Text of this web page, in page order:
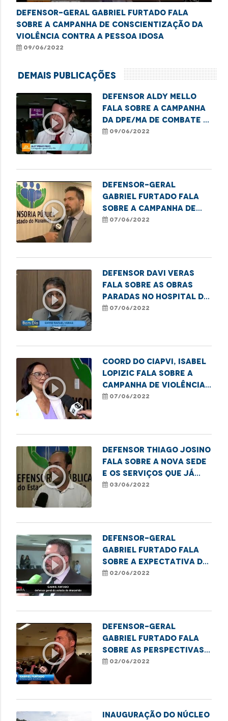
Defensor-Geral Gabriel Furtado fala
sobre a Campanha de Conscientização da
Violência Contra a Pessoa Idosa
09/06/2022
Demais Publicações
play_circle_outline
Defensor Aldy Mello
fala sobre a campanha
da DPE/MA de combate a
violência contra os
09/06/2022
play_circle_outline
Defensor-Geral
Gabriel Furtado fala
sobre a Campanha de
Conscientização da
07/06/2022
play_circle_outline
Defensor Davi Veras
fala sobre as obras
paradas no Hospital da
Criança, prejudicando
07/06/2022
play_circle_outline
Coord do CIAPVI, Isabel
Lopizic fala sobre a
Campanha de Violência
contra os idosos
07/06/2022
play_circle_outline
Defensor Thiago Josino
fala sobre a nova sede
e os serviços que já
estão em
03/06/2022
play_circle_outline
Defensor-geral
Gabriel Furtado fala
sobre a expectativa do
trabalho e ações da
02/06/2022
play_circle_outline
Defensor-geral
Gabriel Furtado fala
sobre as perspectivas
para a gestão dos
02/06/2022
INAUGURAÇÃO DO NÚCLEO